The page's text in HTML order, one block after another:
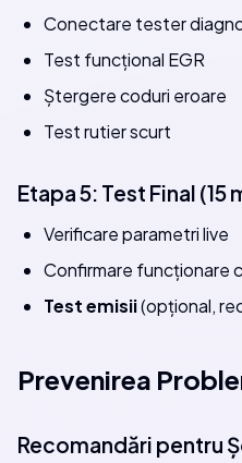
Conectare tester
Test funcțional EGR
Ștergere coduri eroare
Test rutier scurt
Etapa 5: Test Final (15
Verificare parametri live
Confirmare funcționare
Test emisii(opțional,
Prevenirea
Recomandări pentru